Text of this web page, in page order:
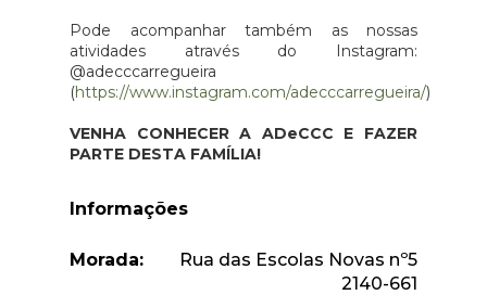
Pode acompanhar também as nossas
atividades através do Instagram:
@adecccarregueira
(https://www.instagram.com/adecccarregueira/)
VENHA CONHECER A ADeCCC E FAZER
PARTE DESTA FAMÍLIA!
Informações
Morada:
Rua das Escolas Novas nº5
2140-661